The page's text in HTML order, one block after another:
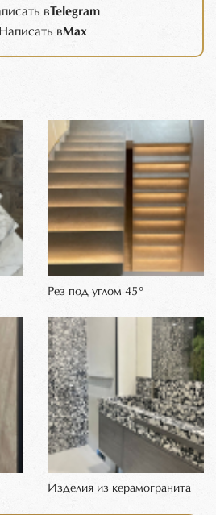
вTelegram
Написать вMax
Рез под углом 45°
Изделия из керамогранита